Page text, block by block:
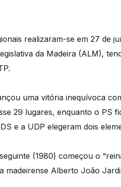
realizaram-se em 27 de
da Madeira (ALM),
uma vitória inequívoca
29 lugares, enquanto o PS
e a UDP elegeram dois
(1980) começou o
madeirense Alberto João